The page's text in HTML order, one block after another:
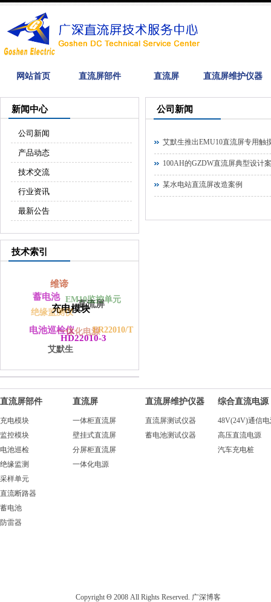
网站首页 直流屏部件 直流屏 直流屏维护仪器
新闻中心
公司新闻
产品动态
技术交流
行业资讯
最新公告
技术索引
电池巡检仪
艾默生
HD22010-3
充电模块
蓄电池
绝缘监测仪
一体化电源ER22010/T
直流屏
维谛
EM10监控单元
公司新闻
艾默生推出EMU10直流屏专用触
100AH的GZDW直流屏典型设计
某水电站直流屏改造案例
直流屏部件
充电模块
监控模块
电池巡检
绝缘监测
采样单元
直流断路器
蓄电池
防雷器
直流屏
一体柜直流屏
壁挂式直流屏
分屏柜直流屏
一体化电源
直流屏维护仪器
直流屏测试仪器
蓄电池测试仪器
综合直流电源
48V(24V)通信
高压直流电源
汽车充电桩
Copyright Θ 2008 All Rights Reserved. 广深博客